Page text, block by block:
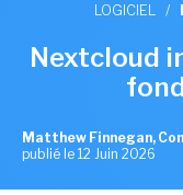
LOGICIEL /
Nextcloud
Matthew Finnegan,
publié le 12 Juin 2026